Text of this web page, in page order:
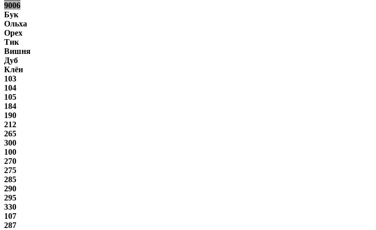
9006
Бук
Ольха
Орех
Тик
Вишня
Дуб
Клён
103
104
105
184
190
212
265
300
100
270
275
285
290
295
330
107
287